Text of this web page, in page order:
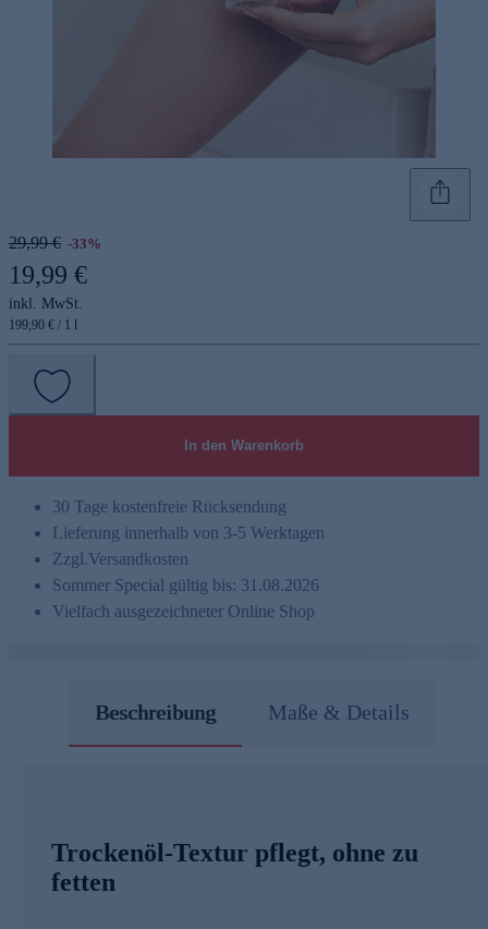
29,99 € -33%
19,99 €
inkl. MwSt.
199,90 € / 1 l
In den Warenkorb
30 Tage kostenfreie Rücksendung
Lieferung innerhalb von 3-5 Werktagen
Zzgl.Versandkosten
Sommer Special gültig bis: 31.08.2026
Vielfach ausgezeichneter Online Shop
Beschreibung Maße & Details
Trockenöl-Textur pflegt, ohne zu
fetten